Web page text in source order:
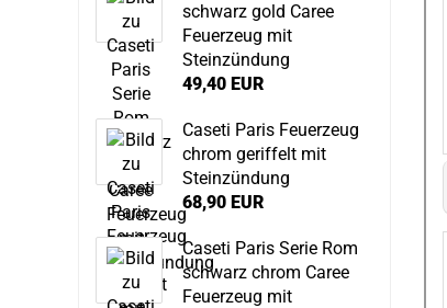
schwarz gold Caree
Feuerzeug mit
Steinzündung
49,40 EUR
Caseti Paris Feuerzeug
chrom geriffelt mit
Steinzündung
68,90 EUR
Caseti Paris Serie Rom
schwarz chrom Caree
Feuerzeug mit